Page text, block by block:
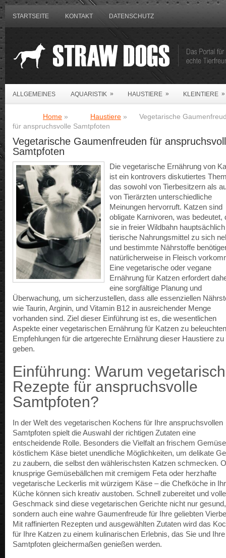
STARTSEITE KONTAKT DATENSCHUTZ
ALLGEMEINES AQUARISTIK » HAUSTIERE » KLEINTIERE »
Home » Haustiere »
Vegetarische
für anspruchsvolle Samtpfoten
Vegetarische Gaumenfreuden für
Samtpfoten
Die vegetarische Ernährung von
ist ein kontrovers diskutiertes
das sowohl von Tierbesitzern als
von Tierärzten unterschiedliche
Meinungen hervorruft. Katzen sind
obligate Karnivoren, was bedeutet,
sie in freier Wildbahn hauptsächlich
tierische Nahrungsmittel zu sich
und bestimmte Nährstoffe
natürlicherweise in Fleisch
Eine vegetarische oder vegane
Ernährung für Katzen erfordert
eine sorgfältige Planung und
Überwachung, um sicherzustellen, dass alle essenziellen
wie Taurin, Arginin, und Vitamin B12 in ausreichender Menge
vorhanden sind. Ziel dieser Einführung ist es, die wesentlichen
Aspekte einer vegetarischen Ernährung für Katzen zu
Empfehlungen für die artgerechte Ernährung dieser Haustiere zu
geben.
Einführung: Warum
Rezepte für anspruchsvolle
Samtpfoten?
In der Welt des vegetarischen Kochens für Ihre anspruchsvollen
Samtpfoten spielt die Auswahl der richtigen Zutaten eine
entscheidende Rolle. Besonders die Vielfalt an frischem
köstlichem Käse bietet unendliche Möglichkeiten, um delikate
zu zaubern, die selbst den wählerischsten Katzen schmecken.
knusprige Gemüsebällchen mit cremigem Feta oder herzhafte
vegetarische Leckerlis mit würzigem Käse – die Chefköche in
Küche können sich kreativ austoben. Schnell zubereitet und
Geschmack sind diese vegetarischen Gerichte nicht nur gesund,
sondern auch eine wahre Gaumenfreude für Ihre geliebten
Mit raffinierten Rezepten und ausgewählten Zutaten wird das
für Ihre Katzen zu einem kulinarischen Erlebnis, das Sie und Ihre
Samtpfoten gleichermaßen genießen werden.